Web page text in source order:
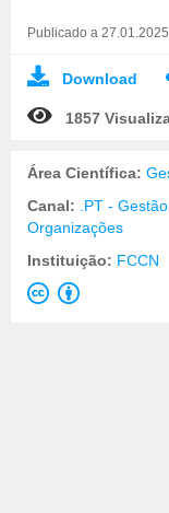
Publicado a
Download
1857
Área Científica:
Canal:
.PT -
Organizações
Instituição: FCCN